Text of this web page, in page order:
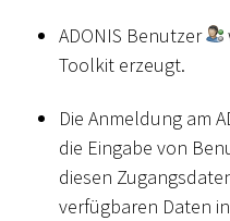
ADONIS Benutzer
Toolkit erzeugt.
Die Anmeldung am
die Eingabe von
diesen
verfügbaren Daten